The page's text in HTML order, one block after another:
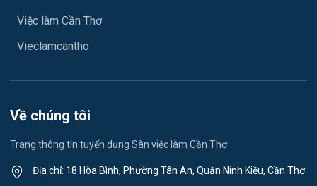
Vệ sinh công nghiệp
Thể dục - thể thao
Lái xe
Việc làm Vĩnh Phước
Việc làm Cần Thơ
Vieclamcantho
Về chúng tôi
Trang thông tin tuyển dụng Sàn việc làm Cần Thơ
Địa chỉ: 18 Hòa Bình, Phường Tân An, Quận Ninh Kiều, Cần Thơ